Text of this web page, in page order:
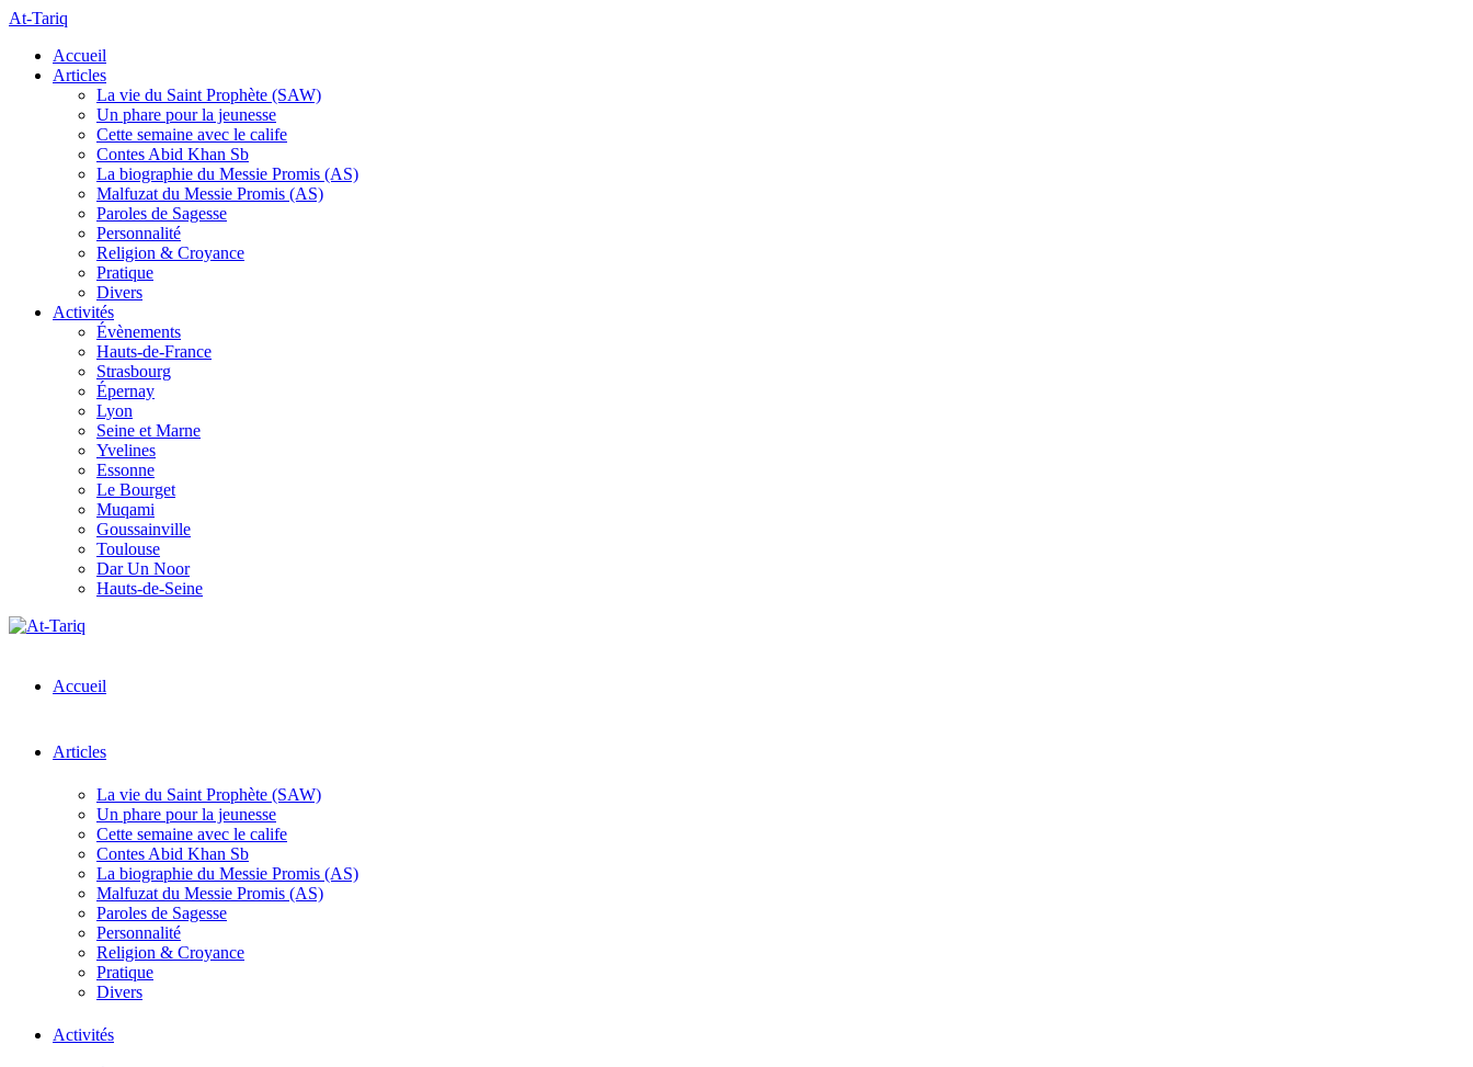
At-Tariq
Accueil
Articles
La vie du Saint Prophète (SAW)
Un phare pour la jeunesse
Cette semaine avec le calife
Contes Abid Khan Sb
La biographie du Messie Promis (AS)
Malfuzat du Messie Promis (AS)
Paroles de Sagesse
Personnalité
Religion & Croyance
Pratique
Divers
Activités
Évènements
Hauts-de-France
Strasbourg
Épernay
Lyon
Seine et Marne
Yvelines
Essonne
Le Bourget
Muqami
Goussainville
Toulouse
Dar Un Noor
Hauts-de-Seine
Accueil
Articles
La vie du Saint Prophète (SAW)
Un phare pour la jeunesse
Cette semaine avec le calife
Contes Abid Khan Sb
La biographie du Messie Promis (AS)
Malfuzat du Messie Promis (AS)
Paroles de Sagesse
Personnalité
Religion & Croyance
Pratique
Divers
Activités